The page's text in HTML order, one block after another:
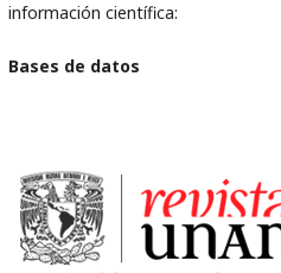
información científica:
Bases de datos